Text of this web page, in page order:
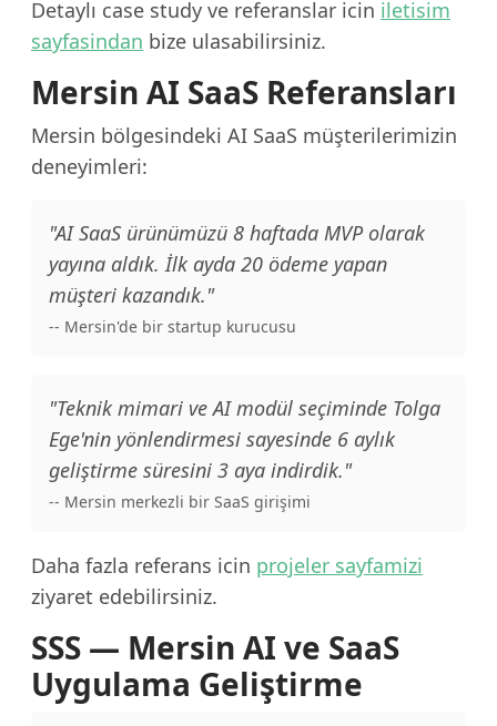
Detaylı case study ve referanslar icin iletisim
sayfasindan bize ulasabilirsiniz.
Mersin AI SaaS Referansları
Mersin bölgesindeki AI SaaS müşterilerimizin
deneyimleri:
"AI SaaS ürünümüzü 8 haftada MVP olarak
yayına aldık. İlk ayda 20 ödeme yapan
müşteri kazandık."
-- Mersin'de bir startup kurucusu
"Teknik mimari ve AI modül seçiminde Tolga
Ege'nin yönlendirmesi sayesinde 6 aylık
geliştirme süresini 3 aya indirdik."
-- Mersin merkezli bir SaaS girişimi
Daha fazla referans icin projeler sayfamizi
ziyaret edebilirsiniz.
SSS — Mersin AI ve SaaS
Uygulama Geliştirme